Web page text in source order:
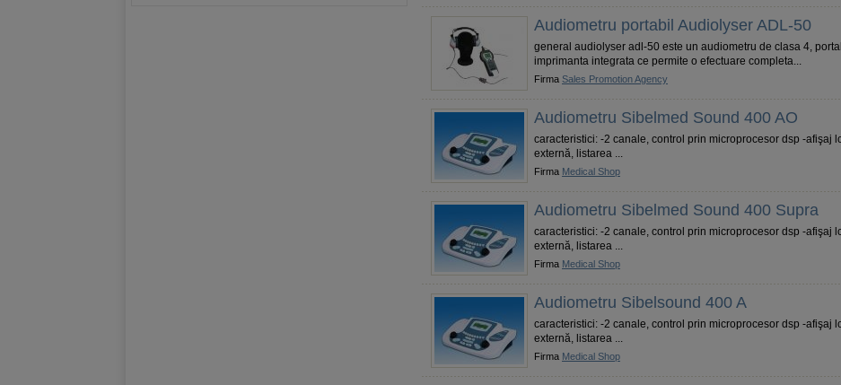
Audiometru portabil Audiolyser ADL-50
general audiolyser adl-50 este un audiometru de clasa 4,
imprimanta integrata ce permite o efectuare completa...
Firma Sales Promotion Agency
Audiometru Sibelmed Sound 400 AO
caracteristici: -2 canale, control prin microprocesor dsp -afişaj
externă, listarea ...
Firma Medical Shop
Audiometru Sibelmed Sound 400 Supra
caracteristici: -2 canale, control prin microprocesor dsp -afişaj
externă, listarea ...
Firma Medical Shop
Audiometru Sibelsound 400 A
caracteristici: -2 canale, control prin microprocesor dsp -afişaj
externă, listarea ...
Firma Medical Shop